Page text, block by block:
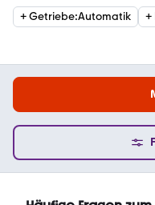
+Getriebe:Automatik +